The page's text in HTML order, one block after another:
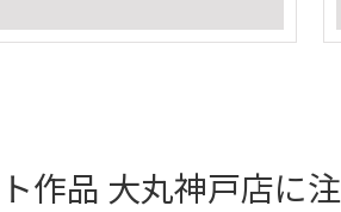
品 大丸神戸店に